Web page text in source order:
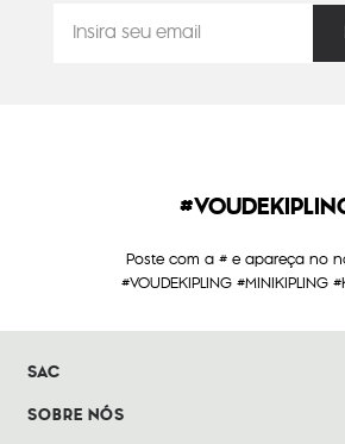
Poste com a # e apareça no
#VOUDEKIPLING #MINIKIPLING
SAC
SOBRE NÓS